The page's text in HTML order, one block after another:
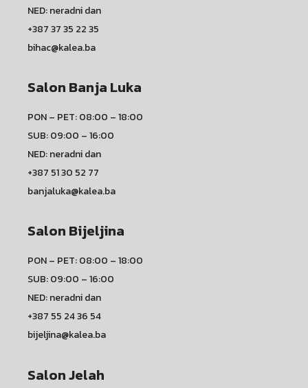
NED: neradni dan
+387 37 35 22 35
bihac@kalea.ba
Salon Banja Luka
PON – PET: 08:00 – 18:00
SUB: 09:00 – 16:00
NED: neradni dan
+387 51 30 52 77
banjaluka@kalea.ba
Salon Bijeljina
PON – PET: 08:00 – 18:00
SUB: 09:00 – 16:00
NED: neradni dan
+387 55 24 36 54
bijeljina@kalea.ba
Salon Jelah